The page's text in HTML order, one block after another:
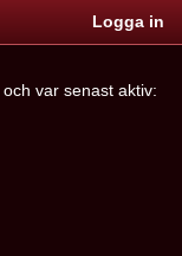
Logga in
och var senast aktiv: